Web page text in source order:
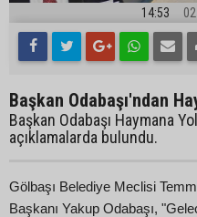
14:53
Başkan Odabaşı'ndan
Başkan Odabaşı Haymana
açıklamalarda bulundu.
Gölbaşı Belediye Meclisi
Başkanı Yakup Odabaşı,